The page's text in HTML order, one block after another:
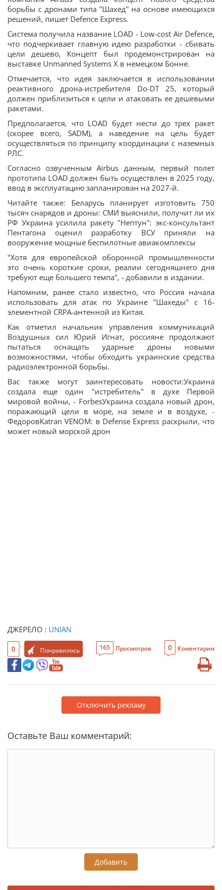
борьбы с дронами типа "Шахед" на основе имеющихся
решений, пишет Defence Express.
Система получила название LOAD - Low-cost Air Defence,
что подчеркивает главную идею разработки - сбивать
цели дешево, Концепт был продемонстрирован на
выставке Unmanned Systems X в немецком Бонне.
Отмечается, что идея заключается в использовании
реактивного дрона-истребителя Do-DT 25, который
должен приблизиться к цели и атаковать ее дешевыми
ракетами.
Предполагается, что LOAD будет нести до трех ракет
(скорее всего, SADM), а наведение на цель будет
осуществляться по принципу координации с наземных
РЛС.
Согласно озвученным Airbus данным, первый полет
прототипа LOAD должен быть осуществлен в 2025 году,
ввод в эксплуатацию запланирован на 2027-й.
Читайте также: Беларусь планирует изготовить 750
тысяч снарядов и дроны: СМИ выяснили, получит ли их
РФ Украина усилила ракету "Нептун": экс-консультант
Пентагона оценил разработку ВСУ приняли на
вооружение мощные беспилотные авиакомплексы
"Хотя для европейской оборонной промышленности
это очень короткие сроки, реалии сегодняшнего дня
требуют еще большего темпа", - добавили в издании.
Напомним, ранее стало известно, что Россия начала
использовать для атак по Украине "Шахеды" с 16-
элементной CRPA-антенной из Китая.
Как отметил начальник управления коммуникаций
Воздушных сил Юрий Игнат, россияне продолжают
пытаться оснащать ударные дроны новыми
возможностями, чтобы обходить украинские средства
радиоэлектронной борьбы.
Вас также могут заинтересовать новости:Украина
создала еще один "истребитель" в духе Первой
мировой войны, - ForbesУкраина создала новый дрон,
поражающий цели в море, на земле и в воздухе, -
ФедоровKatran VENOM: в Defense Express раскрыли, что
может новый морской дрон
ДЖЕРЕЛО : UNIAN
0 Понравилось 165 Просмотров 0 Коментарии
Отключить рекламу
Оставьте Ваш комментарий:
Добавить